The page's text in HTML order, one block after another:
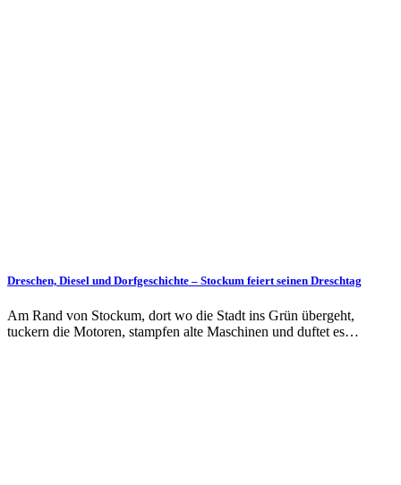
Dreschen, Diesel und Dorfgeschichte – Stockum feiert seinen Dreschtag
Am Rand von Stockum, dort wo die Stadt ins Grün übergeht,
tuckern die Motoren, stampfen alte Maschinen und duftet es…